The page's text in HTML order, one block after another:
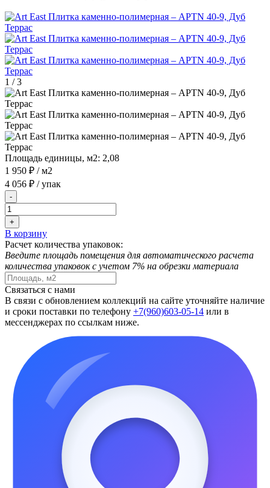
1 /3
Площадь единицы, м2: 2,08
1 950 ₽ / м2
4 056 ₽ / упак
-
+
В корзину
Расчет количества упаковок:
Введите площадь помещения для автоматического расчета
количества упаковок с учетом 7% на обрезки материала
Связаться с нами
В связи с обновлением коллекций на сайте уточняйте наличие
и сроки поставки по телефону +7(960)603-05-14 или в
мессенджерах по ссылкам ниже.